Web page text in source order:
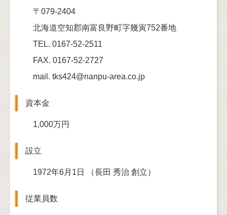
〒079-2404
北海道空知郡南富良野町字幾寅752番地
TEL. 0167-52-2511
FAX. 0167-52-2727
mail. tks424@nanpu-area.co.jp
資本金
1,000万円
設立
1972年6月1日 （長田 秀治 創立）
従業員数